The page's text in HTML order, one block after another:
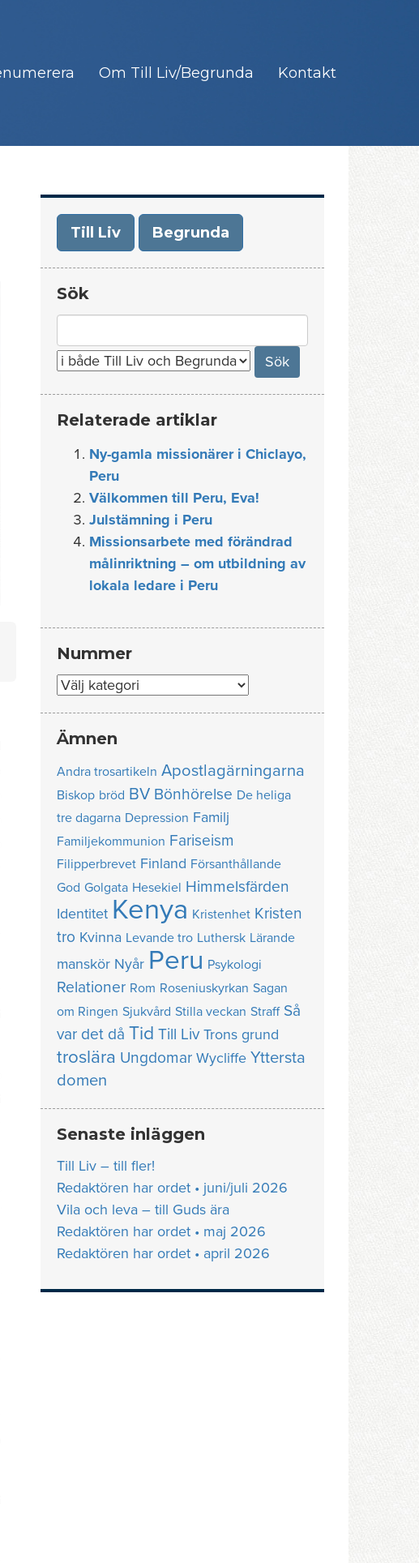
Om Till Liv/Begrunda Kontakt
Till Liv Begrunda
Sök
for:
Relaterade artiklar
Ny-gamla missionärer i Chiclayo,
Peru
Välkommen till Peru, Eva!
Julstämning i Peru
Missionsarbete med förändrad
målinriktning – om utbildning av
lokala ledare i Peru
Nummer
Nummer
Ämnen
Andra trosartikeln Apostlagärningarna
Biskop bröd BV Bönhörelse De heliga
tre dagarna Depression Familj
Familjekommunion Fariseism
Filipperbrevet Finland Försanthållande
God Golgata Hesekiel Himmelsfärden
Identitet Kenya Kristenhet Kristen
tro Kvinna Levande tro Luthersk Lärande
manskör Nyår Peru Psykologi
Relationer Rom Roseniuskyrkan Sagan
om Ringen Sjukvård Stilla veckan Straff Så
var det då Tid Till Liv Trons grund
troslära Ungdomar Wycliffe Yttersta
domen
Senaste inläggen
Till Liv – till fler!
Redaktören har ordet • juni/juli 2026
Vila och leva – till Guds ära
Redaktören har ordet • maj 2026
Redaktören har ordet • april 2026